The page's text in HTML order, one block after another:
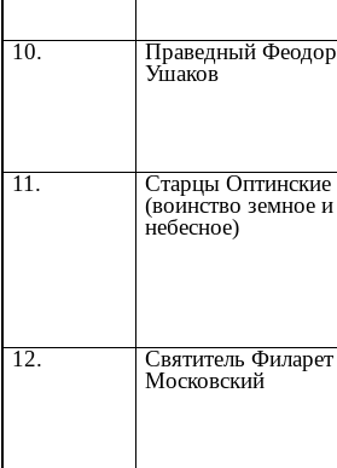
10.
Праведный Феодор
Ушаков
11.
Старцы Оптинские
(воинство земное и
небесное)
12.
Святитель Филарет
Московский